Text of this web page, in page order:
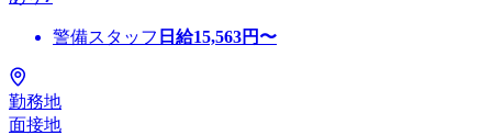
警備スタッフ 日給15,563円〜
勤務地
面接地